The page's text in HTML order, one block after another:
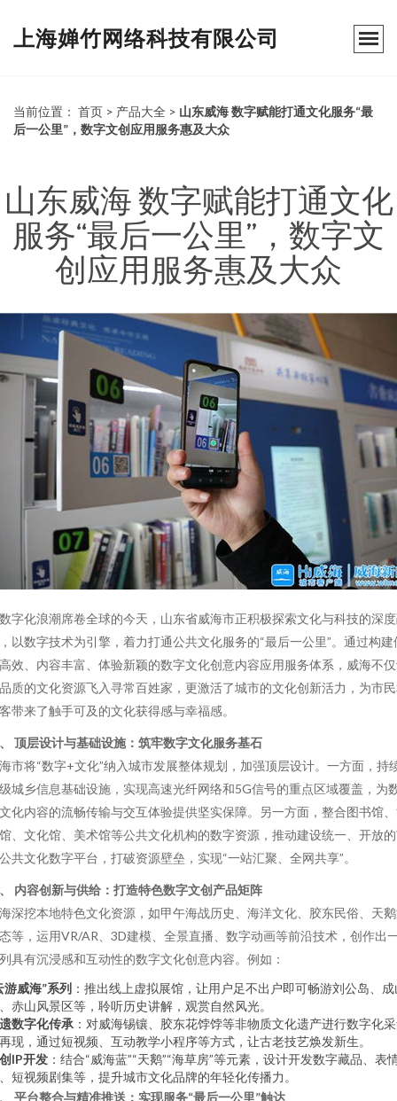
上海婵竹网络科技有限公司
当前位置： 首页 > 产品大全 > 山东威海 数字赋能打通文化服务“最
后一公里”，数字文创应用服务惠及大众
山东威海 数字赋能打通文化
服务“最后一公里”，数字文
创应用服务惠及大众
字化浪潮席卷全球的今天，山东省威海市正积极探索文化与科技的深
以数字技术为引擎，着力打通公共文化服务的“最后一公里”。通过构建
效、内容丰富、体验新颖的数字文化创意内容应用服务体系，威海不
质的文化资源飞入寻常百姓家，更激活了城市的文化创新活力，为市
带来了触手可及的文化获得感与幸福感。
顶层设计与基础设施：筑牢数字文化服务基石
市将“数字+文化”纳入城市发展整体规划，加强顶层设计。一方面，持
城乡信息基础设施，实现高速光纤网络和5G信号的重点区域覆盖，为
化内容的流畅传输与交互体验提供坚实保障。另一方面，整合图书馆
、文化馆、美术馆等公共文化机构的数字资源，推动建设统一、开放
共文化数字平台，打破资源壁垒，实现“一站汇聚、全网共享”。
内容创新与供给：打造特色数字文创产品矩阵
深挖本地特色文化资源，如甲午海战历史、海洋文化、胶东民俗、天
等，运用VR/AR、3D建模、全景直播、数字动画等前沿技术，创作出
具有沉浸感和互动性的数字文化创意内容。例如：
游威海”系列 ：推出线上虚拟展馆，让用户足不出户即可畅游刘公岛、成
赤山风景区等，聆听历史讲解，观赏自然风光。
数字化传承 ：对威海锡镶、胶东花饽饽等非物质文化遗产进行数字化
现，通过短视频、互动教学小程序等方式，让古老技艺焕发新生。
IP开发 ：结合“威海蓝”“天鹅”“海草房”等元素，设计开发数字藏品、表
短视频剧集等，提升城市文化品牌的年轻化传播力。
平台整合与精准推送：实现服务“最后一公里”触达